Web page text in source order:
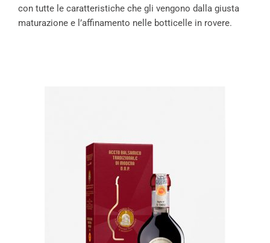
con tutte le caratteristiche che gli vengono dalla giusta
maturazione e l’affinamento nelle botticelle in rovere.